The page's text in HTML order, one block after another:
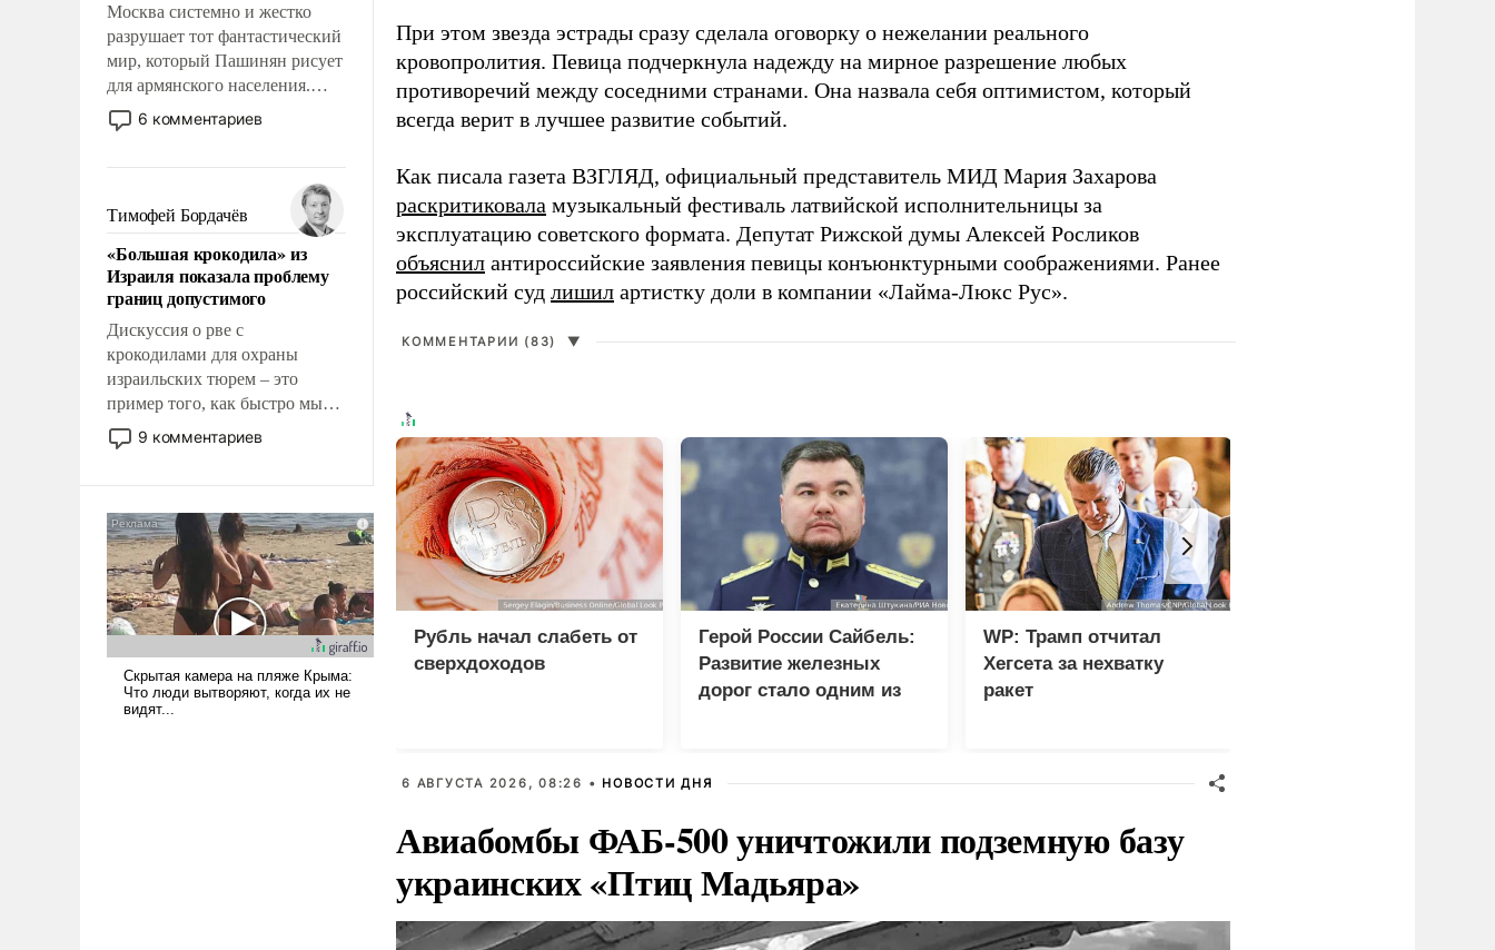
Москва системно и жестко
разрушает тот фантастический
мир, который Пашинян рисует
для армянского населения.
Мир, где этому населению все
должны просто по
политические прожекты будут
беспрекословно оплачиваться
за счет российских
налогоплательщиков и где за
свои поступки не нужно
отвечать.
6 комментариев
Тимофей Бордачёв
«Большая крокодила» из
Израиля показала проблему
границ допустимого
Дискуссия о рве с
крокодилами для охраны
израильских тюрем – это
пример того, как быстро мы
двигаемся по пути
революционных изменений.
псевдонаучной фантастики,
стало всерьез обсуждаемой
идеей.
9 комментариев
При этом звезда эстрады сразу сделала оговорку о нежелании реального
кровопролития. Певица подчеркнула надежду на мирное разрешение любых
противоречий между соседними странами. Она назвала себя оптимистом, который
всегда верит в лучшее развитие событий.
Как писала газета ВЗГЛЯД, официальный представитель МИД Мария Захарова
раскритиковала музыкальный фестиваль латвийской исполнительницы за
эксплуатацию советского формата. Депутат Рижской думы Алексей Росликов
объяснил антироссийские заявления певицы конъюнктурными соображениями. Ранее
российский суд лишил артистку доли в компании «Лайма-Люкс Рус».
КОММЕНТАРИИ (83) ▼
Рубль начал слабеть от
сверхдоходов
Герой России Сайбель:
Развитие железных
дорог стало одним из
WP: Трамп отчитал
Хегсета за нехватку
ракет
6 АВГУСТА 2026, 08:26 • НОВОСТИ ДНЯ
Авиабомбы ФАБ-500 уничтожили подземную базу
украинских «Птиц Мадьяра»